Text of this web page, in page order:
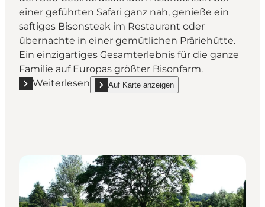
einer geführten Safari ganz nah, genieße ein
saftiges Bisonsteak im Restaurant oder
übernachte in einer gemütlichen Präriehütte.
Ein einzigartiges Gesamterlebnis für die ganze
Familie auf Europas größter Bisonfarm.
Weiterlesen
Mehr erfahren "Ditlevsdal Bison Farm"
Auf Karte anzeigen
show Ditlevsdal Bison Farm on_map